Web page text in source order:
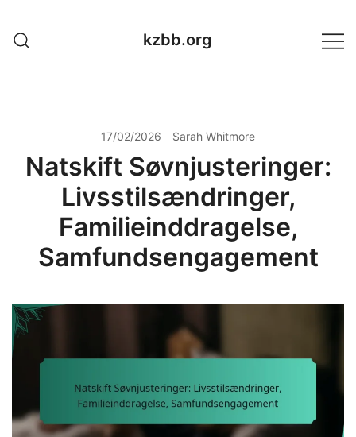
content
kzbb.org
17/02/2026 Sarah Whitmore
Natskift Søvnjusteringer:
Livsstilsændringer,
Familieinddragelse,
Samfundsengagement